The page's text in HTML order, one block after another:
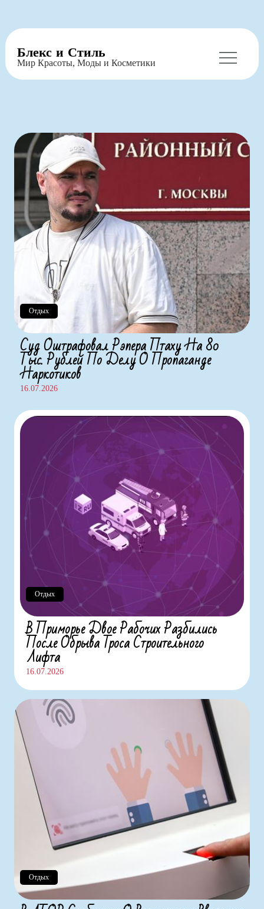
Перейти
содержимому
Блекс и Стиль
Мир Красоты, Моды и Косметики
Отдых
Суд Оштрафовал Рэпера Птаху На 80
Тыс. Рублей По Делу О Пропаганде
Наркотиков
16.07.2026
В Приморье Двое Рабочих Разбились
После Обрыва Троса Строительного
Лифта
16.07.2026
Отдых
Отдых